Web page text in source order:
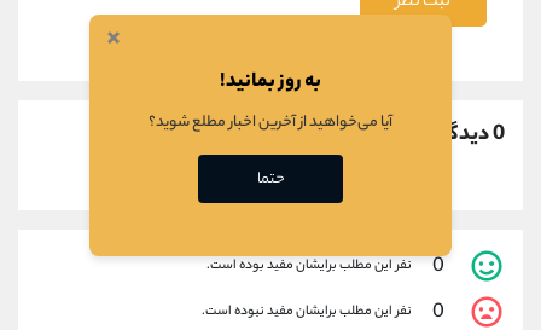
0 دیدگاه
0 نفر این مطلب برایشان مفید بوده است.
0 نفر این مطلب برایشان مفید نبوده است.
×
به روز بمانید!
آیا می‌خواهید از آخرین اخبار مطلع شوید؟
حتما